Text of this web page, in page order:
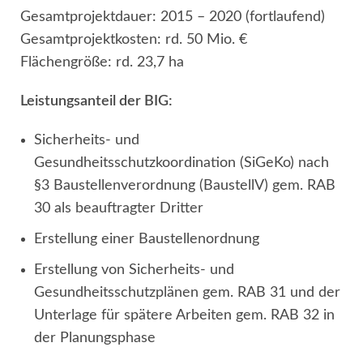
Gesamtprojektdauer: 2015 – 2020 (fortlaufend)
Gesamtprojektkosten: rd. 50 Mio. €
Flächengröße: rd. 23,7 ha
Leistungsanteil der BIG:
Sicherheits- und
Gesundheitsschutzkoordination (SiGeKo) nach
§3 Baustellenverordnung (BaustellV) gem. RAB
30 als beauftragter Dritter
Erstellung einer Baustellenordnung
Erstellung von Sicherheits- und
Gesundheitsschutzplänen gem. RAB 31 und der
Unterlage für spätere Arbeiten gem. RAB 32 in
der Planungsphase